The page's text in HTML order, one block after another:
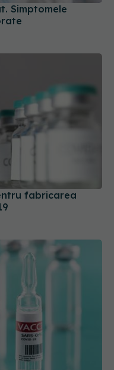
fabricarea
ani cu Moderna
19